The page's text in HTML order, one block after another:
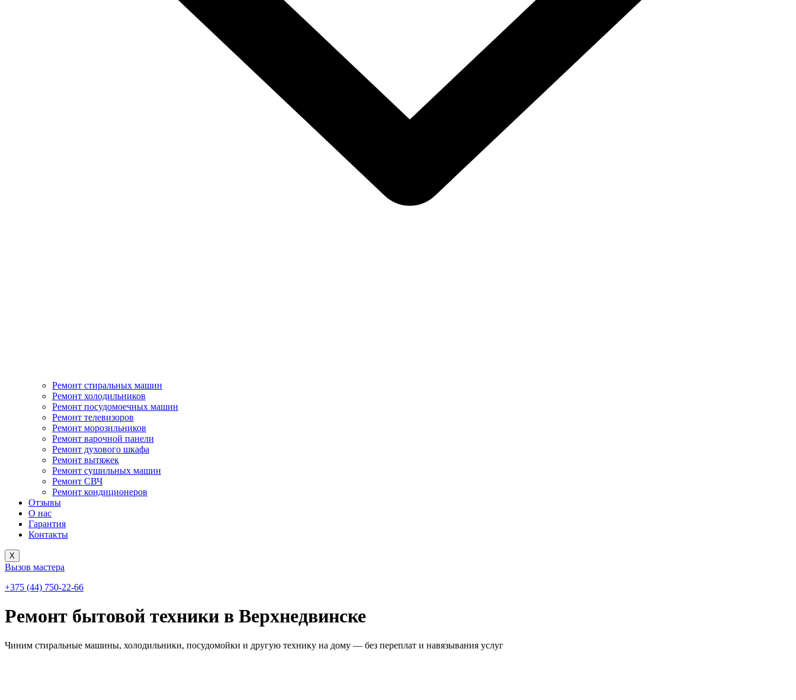
Ремонт стиральных машин
Ремонт холодильников
Ремонт посудомоечных машин
Ремонт телевизоров
Ремонт морозильников
Ремонт варочной панели
Ремонт духового шкафа
Ремонт вытяжек
Ремонт сушильных машин
Ремонт СВЧ
Ремонт кондиционеров
Отзывы
О нас
Гарантия
Контакты
X
Вызов мастера
+375 (44) 750-22-66
Ремонт бытовой техники в Верхнедвинске
Чиним стиральные машины, холодильники, посудомойки и другую технику на дому — без переплат и навязывания услуг